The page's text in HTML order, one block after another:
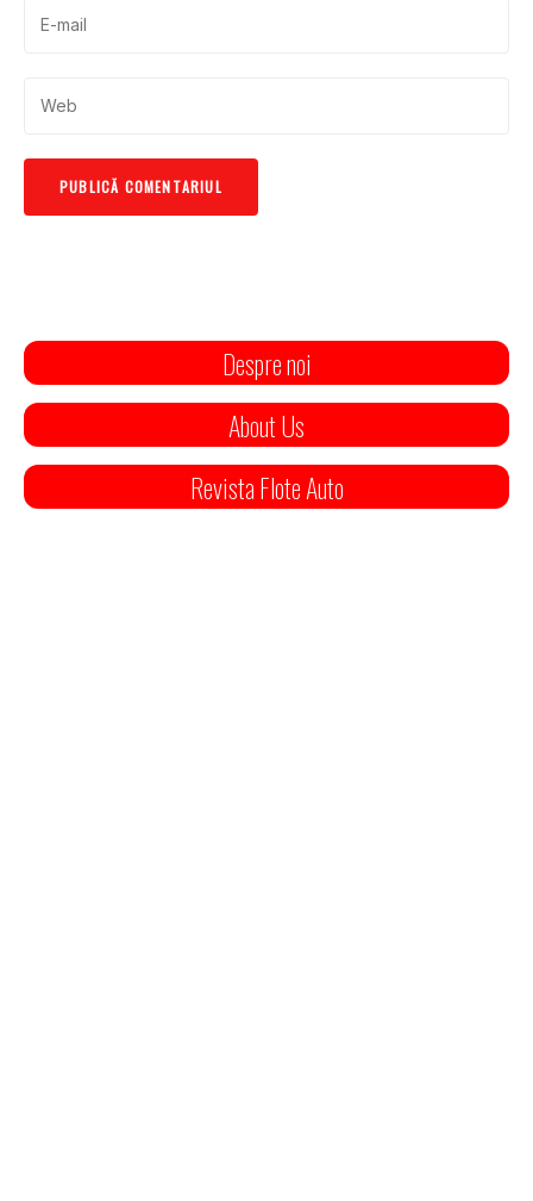
Despre noi
About Us
Revista Flote Auto